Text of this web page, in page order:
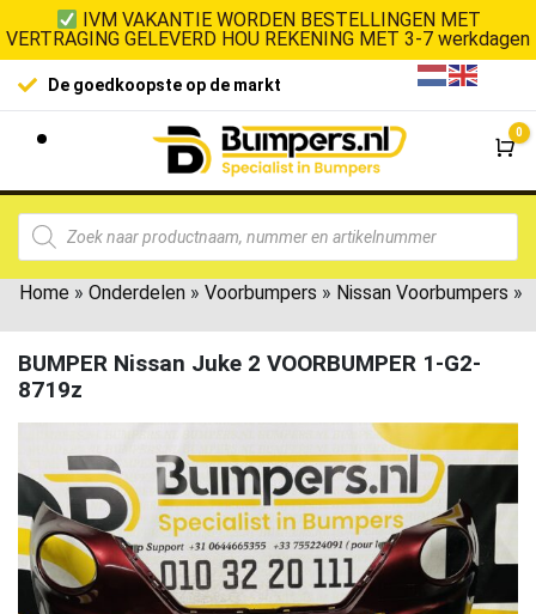
IVM VAKANTIE WORDEN BESTELLINGEN MET
VERTRAGING GELEVERD HOU REKENING MET 3-7 werkdagen
100% klanttevredenheid
0
Home » Onderdelen » Voorbumpers » Nissan Voorbumpers »
BUMPER Nissan Juke 2 VOORBUMPER 1-G2-
8719z